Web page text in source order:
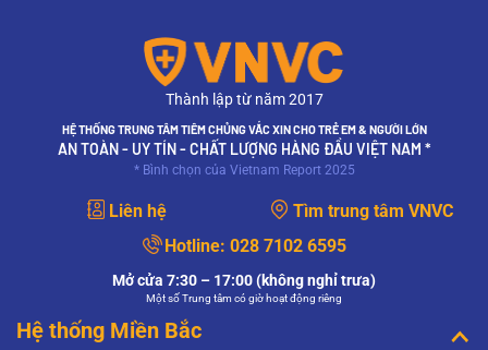
Thành lập từ năm 2017
HỆ THỐNG TRUNG TÂM TIÊM CHỦNG VẮC XIN CHO TRẺ EM & NGƯỜI LỚN
AN TOÀN - UY TÍN - CHẤT LƯỢNG HÀNG ĐẦU VIỆT NAM *
* Bình chọn của Vietnam Report 2025
Liên hệ
Tìm trung tâm VNVC
Hotline: 028 7102 6595
Mở cửa 7:30 – 17:00 (không nghỉ trưa)
Một số Trung tâm có giờ hoạt động riêng
Hệ thống Miền Bắc